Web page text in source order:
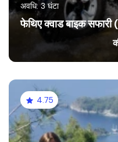
अवधि: 3 घंटा
फेथिए क्वाड बाइक सफारी
4.75